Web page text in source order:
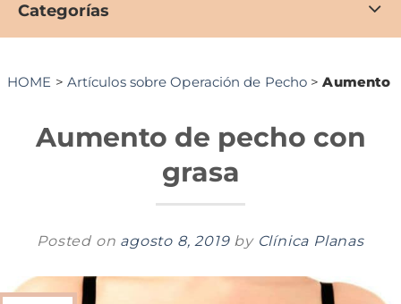
Categorías
HOME > Artículos sobre Operación de Pecho >Aumento
Aumento de pecho con
grasa
Posted on agosto 8, 2019 by Clínica Planas